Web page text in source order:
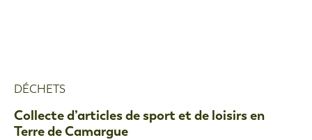
DÉCHETS
Collecte d’articles de sport et de loisirs en
Terre de Camargue